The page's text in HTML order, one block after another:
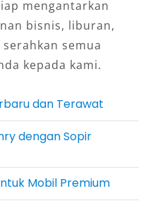
dengan
inilah yang
Camry Manokwari
keperluan.
Profesional
seperti
dinas, atau acara
mengantarkan
bisnis, liburan,
semua
kepada kami.
dan Terawat
dengan Sopir
Mobil Premium